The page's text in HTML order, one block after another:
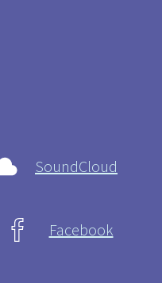
SoundCloud
Facebook